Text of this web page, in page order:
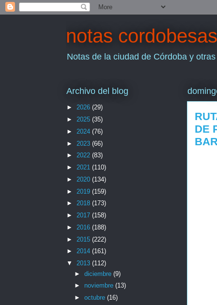
notas cordobesas
Notas de la ciudad de Córdoba y
DE
Archivo del blog
► 2026 (29)
► 2025 (35)
► 2024 (76)
► 2023 (66)
► 2022 (83)
► 2021 (110)
► 2020 (134)
► 2019 (159)
► 2018 (173)
► 2017 (158)
► 2016 (188)
► 2015 (222)
► 2014 (161)
▼ 2013 (112)
► diciembre (9)
► noviembre (13)
► octubre (16)